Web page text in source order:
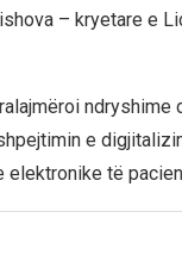
– kryetare e
e
elektronike të